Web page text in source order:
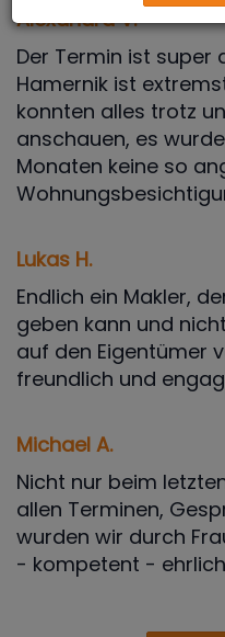
Alexandra V.
Der Termin ist super
Hamernik ist
konnten alles trotz
anschauen, es
Monaten keine so
Lukas H.
Endlich ein Makler,
geben kann und
auf den Eigentümer
freundlich und
Michael A.
Nicht nur beim
allen Terminen,
wurden wir durch
- kompetent -